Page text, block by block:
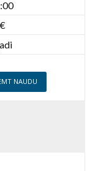
NAUDU